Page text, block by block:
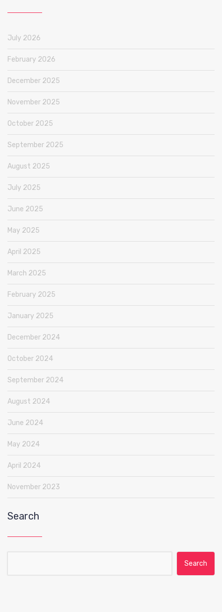
July 2026
February 2026
December 2025
November 2025
October 2025
September 2025
August 2025
July 2025
June 2025
May 2025
April 2025
March 2025
February 2025
January 2025
December 2024
October 2024
September 2024
August 2024
June 2024
May 2024
April 2024
November 2023
Search